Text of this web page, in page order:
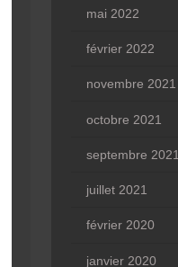
mai 2022
février 2022
novembre 2021
octobre 2021
septembre 2021
juillet 2021
février 2020
janvier 2020